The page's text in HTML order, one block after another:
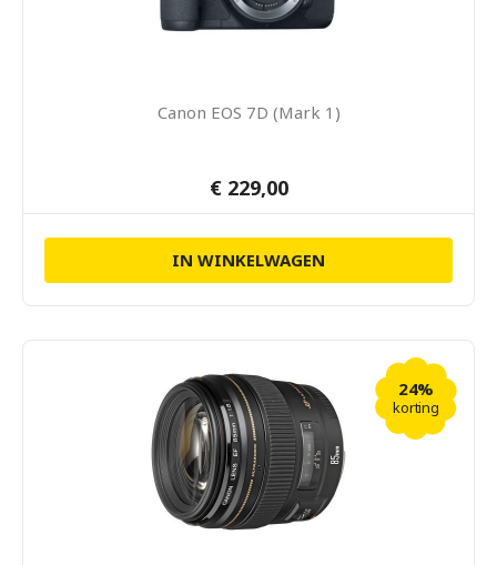
Canon EOS 7D (Mark 1)
€ 229,00
IN WINKELWAGEN
24%
korting